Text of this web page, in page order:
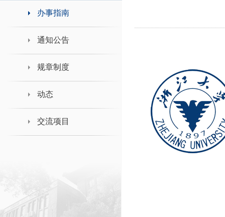
办事指南
通知公告
规章制度
动态
交流项目